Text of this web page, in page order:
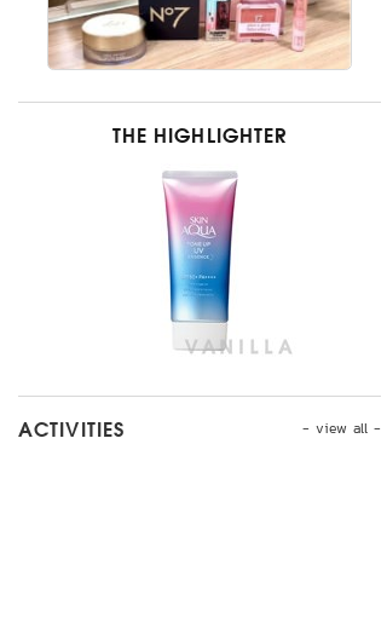
THE HIGHLIGHTER
- view all -
ACTIVITIES